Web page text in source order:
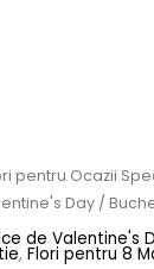
pentru Ocazii
Day /
de Valentine's
, Flori pentru 8